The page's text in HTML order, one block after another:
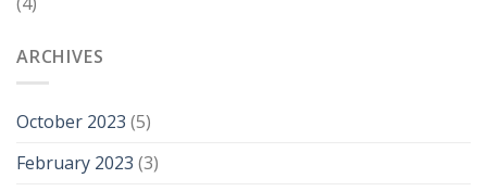
ARCHIVES
October 2023 (5)
February 2023 (3)